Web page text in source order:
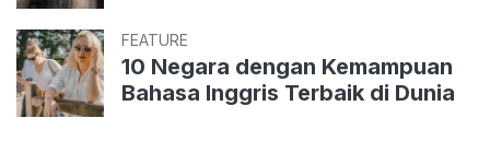
FEATURE
10 Negara dengan Kemampuan
Bahasa Inggris Terbaik di Dunia